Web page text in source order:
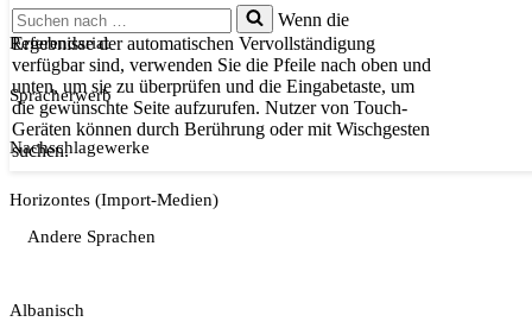
Suchen
nach …
Wenn die
Ergebnisse der automatischen Vervollständigung
verfügbar sind, verwenden Sie die Pfeile nach oben und
unten, um sie zu überprüfen und die Eingabetaste, um
die gewünschte Seite aufzurufen. Nutzer von Touch-
Geräten können durch Berührung oder mit Wischgesten
suchen.
Referendariat
Spracherwerb
Nachschlagewerke
Horizontes (Import-Medien)
Andere Sprachen
Albanisch